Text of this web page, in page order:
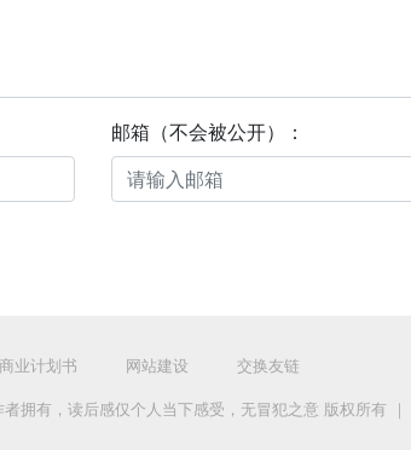
邮箱（不会被公开）：
商业计划书 网站建设 交换友链
有，读后感仅个人当下感受，无冒犯之意 版权所有 ｜